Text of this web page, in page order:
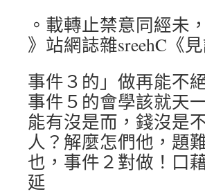
。載轉止禁意同經未
》站網誌雜sreehC《
事件３的」做再能不
事件５的會學該就天
能有沒是而，錢沒是
人？解麼怎們他，題
也，事件２對做！口
延